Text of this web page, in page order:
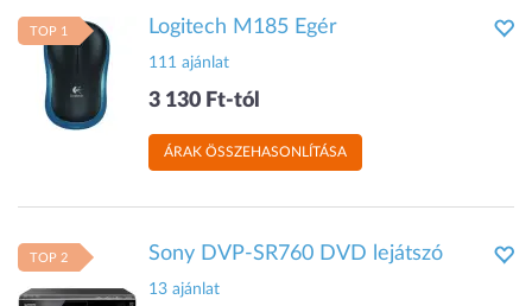
TOP 1 Logitech M185 Egér
111 ajánlat
3 130 Ft-tól
ÁRAK ÖSSZEHASONLÍTÁSA
TOP 2 Sony DVP-SR760 DVD lejátszó
13 ajánlat